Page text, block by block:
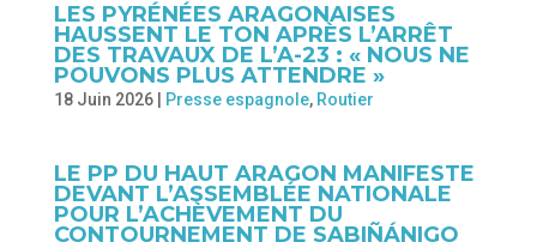
LES PYRÉNÉES ARAGONAISES
HAUSSENT LE TON APRÈS L’ARRÊT
DES TRAVAUX DE L’A-23 : « NOUS NE
POUVONS PLUS ATTENDRE »
18 Juin 2026| Presse espagnole, Routier
LE PP DU HAUT ARAGON MANIFESTE
DEVANT L’ASSEMBLÉE NATIONALE
POUR L’ACHÈVEMENT DU
CONTOURNEMENT DE SABIÑÁNIGO